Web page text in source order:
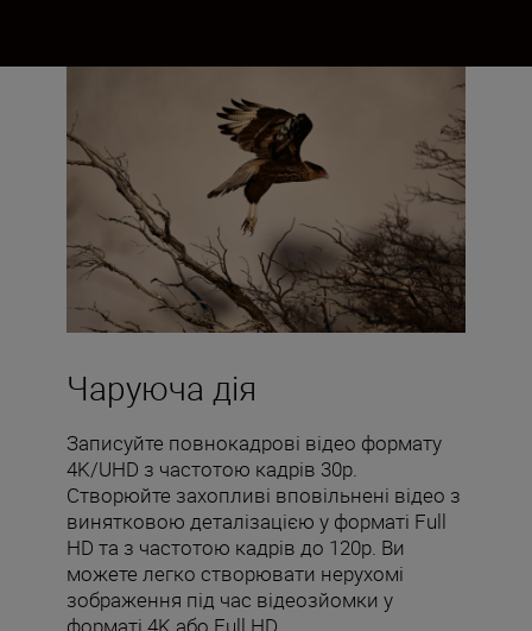
Чаруюча дія
Записуйте повнокадрові відео формату
4K/UHD з частотою кадрів 30p.
Створюйте захопливі вповільнені відео з
винятковою деталізацією у форматі Full
HD та з частотою кадрів до 120p. Ви
можете легко створювати нерухомі
зображення під час відеозйомки у